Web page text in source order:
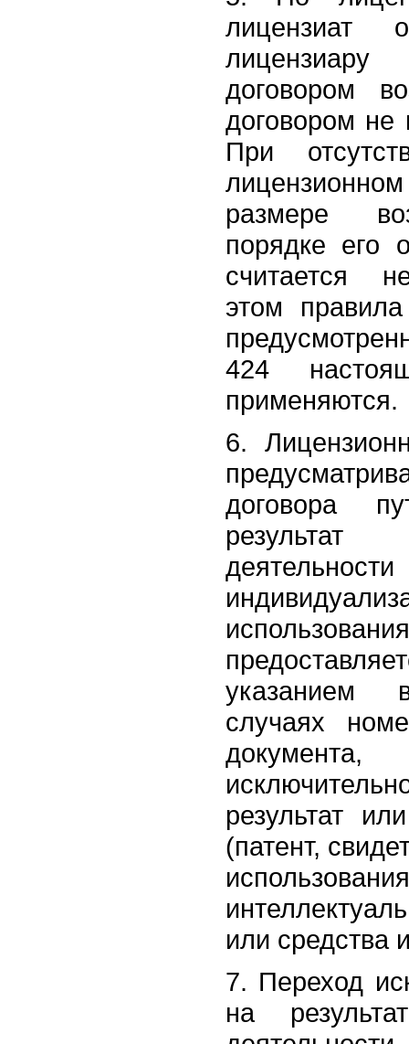
лицензиат
договором
договором не
При
размере
порядке его
считается
этом
424
применяются.
6.
договора
результат
указанием
случаях
документа,
результат
(патент,
или средства
7. Переход
на